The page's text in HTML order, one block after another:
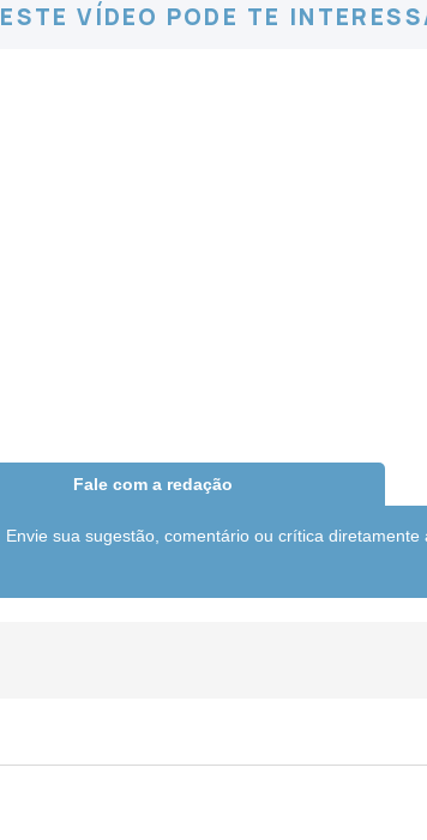
ESTE VÍDEO PODE TE
Fale com a redação
Envie sua sugestão, comentário ou crítica diretamente